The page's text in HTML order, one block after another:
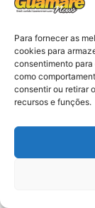
Para fornecer as
cookies para
consentimento
como
consentir ou retirar
recursos e funções.